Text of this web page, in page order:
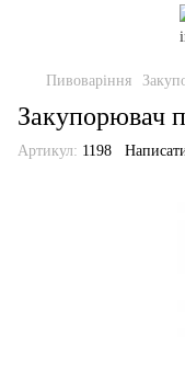
Пивоваріння
Закупорювач
Артикул: 1198